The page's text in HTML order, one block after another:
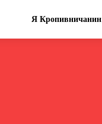
Я Кропивничанин